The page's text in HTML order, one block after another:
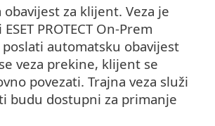
za klijent. Veza je
PROTECT On-Prem
automatsku obavijest
veza prekine, klijent se
povezati. Trajna veza služi
budu dostupni za primanje